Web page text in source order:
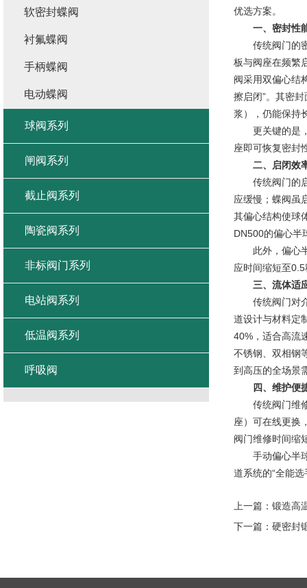
优选方案。
一、密封性
传统阀门的密
板与阀座在频繁
阀采用双偏心结
擦启闭”。其密
浆），仍能保持
更关键的是，
座即可恢复密封
二、启闭效
传统阀门的启
应缓慢；蝶阀虽
其偏心结构使球
DN500的偏心半
此外，偏心半
应时间缩短至
三、流体适
传统阀门对介
道设计与材料定
40%，适合高流
不锈钢、双相钢
到高压的全场景
四、维护便
传统阀门维修
座）可在线更换
阀门维修时间缩
手动偏心半球
道系统的“全能
上一篇： 锻造高
下一篇： 硬密封
软密封蝶阀
衬氟蝶阀
手柄蝶阀
电动蝶阀
球阀系列
闸阀系列
截止阀系列
陶瓷阀系列
非标阀门系列
电站阀系列
低温阀系列
呼吸阀